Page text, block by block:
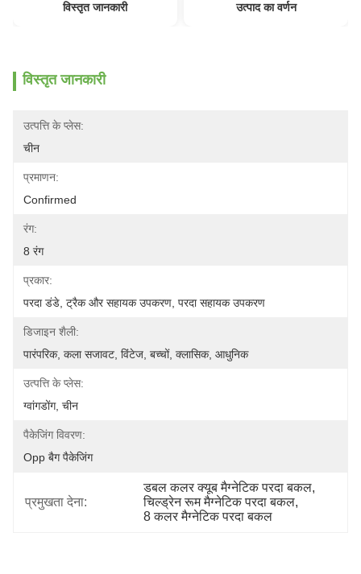
विस्तृत जानकारी उत्पाद का वर्णन
विस्तृत जानकारी
उत्पत्ति के प्लेस:
चीन
प्रमाणन:
Confirmed
रंग:
8 रंग
प्रकार:
परदा डंडे, ट्रैक और सहायक उपकरण, परदा सहायक उपकरण
डिजाइन शैली:
पारंपरिक, कला सजावट, विंटेज, बच्चों, क्लासिक, आधुनिक
उत्पत्ति के प्लेस:
ग्वांगडोंग, चीन
पैकेजिंग विवरण:
Opp बैग पैकेजिंग
प्रमुखता देना:
डबल कलर क्यूब मैग्नेटिक परदा बकल,
चिल्ड्रेन रूम मैग्नेटिक परदा बकल,
8 कलर मैग्नेटिक परदा बकल